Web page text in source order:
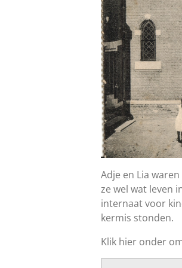
Adje en Lia
ze wel wat leven
internaat voor
kermis stonden.
Klik hier onder